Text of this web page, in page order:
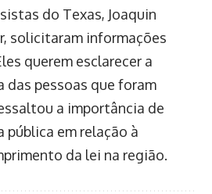
do Texas, Joaquin
solicitaram informações
querem esclarecer a
pessoas que foram
a importância de
pública em relação à
da lei na região.